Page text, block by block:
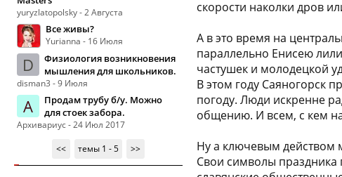
yuryzlatopolsky - 2 Августа
Все живы?
Yurianna - 16 Июля
D
Физиология возникновения
мышления для школьников.
disman3 - 9 Июля
А
Продам трубу б/у. Можно
для стоек забора.
Архивариус - 24 Июл 2017
<<
темы 1 - 5 >>
скорости наколки дров
А в это время на
параллельно Енисею
частушек и молодецкой
В этом году Саяногорск
погоду. Люди искренне
общению. И всем, с кем
Ну а ключевым действом
Свои символы праздника